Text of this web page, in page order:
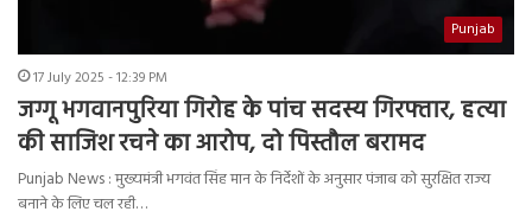
Punjab
17 July 2025 - 12:39 PM
जग्गू भगवानपुरिया गिरोह के पांच सदस्य गिरफ्तार, हत्या
की साजिश रचने का आरोप, दो पिस्तौल बरामद
Punjab News : मुख्यमंत्री भगवंत सिंह मान के निर्देशों के अनुसार पंजाब को सुरक्षित राज्य
बनाने के लिए चल रही…